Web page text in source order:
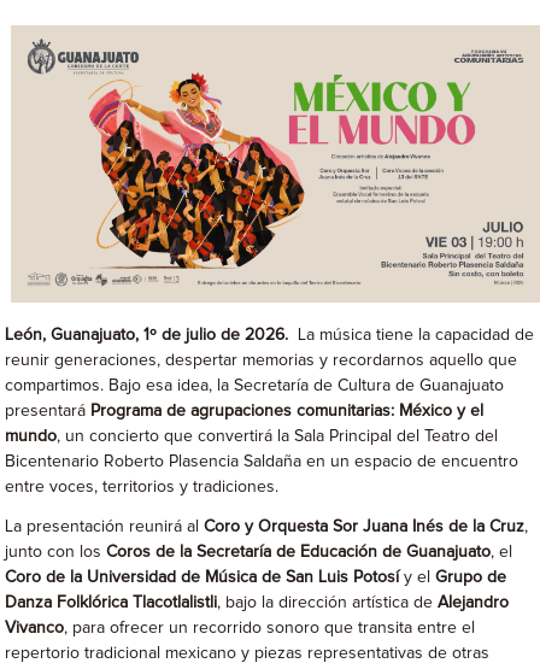
León, Guanajuato, 1º de julio de 2026.
La música tiene la capacidad de
reunir generaciones, despertar memorias y recordarnos aquello que
compartimos. Bajo esa idea, la Secretaría de Cultura de Guanajuato
presentará Programa de agrupaciones comunitarias: México y el
mundo, un concierto que convertirá la Sala Principal del Teatro del
Bicentenario Roberto Plasencia Saldaña en un espacio de encuentro
entre voces, territorios y tradiciones.
La presentación reunirá alCoro y Orquesta Sor Juana Inés de la Cruz,
junto con losCoros de la Secretaría de Educación de Guanajuato, el
Coro de la Universidad de Música de San Luis Potosíy elGrupo de
Danza Folklórica Tlacotlalistli, bajo la dirección artística deAlejandro
Vivanco, para ofrecer un recorrido sonoro que transita entre el
repertorio tradicional mexicano y piezas representativas de otras